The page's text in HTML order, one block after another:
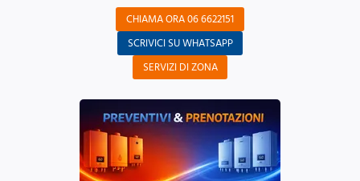
CHIAMA ORA 06 6622151
SCRIVICI SU WHATSAPP
SERVIZI DI ZONA